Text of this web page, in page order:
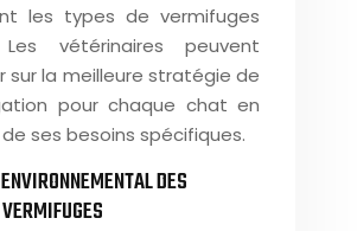
les types de vermifuges
Les vétérinaires peuvent
sur la meilleure stratégie de
pour chaque chat en
ses besoins spécifiques.
DES